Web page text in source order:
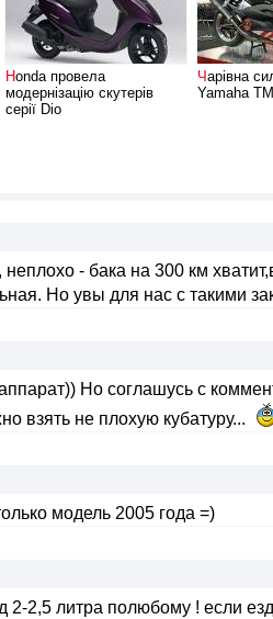
Honda провела
модернізацію скутерів
серії Dio
Чарівна сила мистецтва:
Yamaha
неплохо - бака на 300 км
Но увы для нас с такими
Но соглашусь с
взять не плохую кубатуру...
модель 2005 года =)
2-2,5 литра полюбому ! если